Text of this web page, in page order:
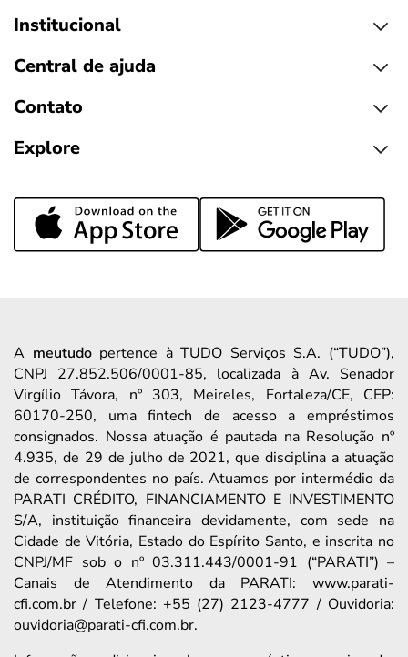
Institucional
Central de ajuda
Contato
Explore
A meutudopertence à TUDO Serviços S.A. (“TUDO”),
CNPJ 27.852.506/0001-85, localizada à Av. Senador
Virgílio Távora, nº 303, Meireles, Fortaleza/CE, CEP:
60170-250, uma fintech de acesso a empréstimos
consignados. Nossa atuação é pautada na Resolução nº
4.935, de 29 de julho de 2021, que disciplina a atuação
de correspondentes no país. Atuamos por intermédio da
PARATI CRÉDITO, FINANCIAMENTO E INVESTIMENTO
S/A, instituição financeira devidamente, com sede na
Cidade de Vitória, Estado do Espírito Santo, e inscrita no
CNPJ/MF sob o nº 03.311.443/0001-91 (“PARATI”) –
Canais de Atendimento da PARATI: www.parati-
cfi.com.br / Telefone: +55 (27) 2123-4777 / Ouvidoria:
ouvidoria@parati-cfi.com.br.